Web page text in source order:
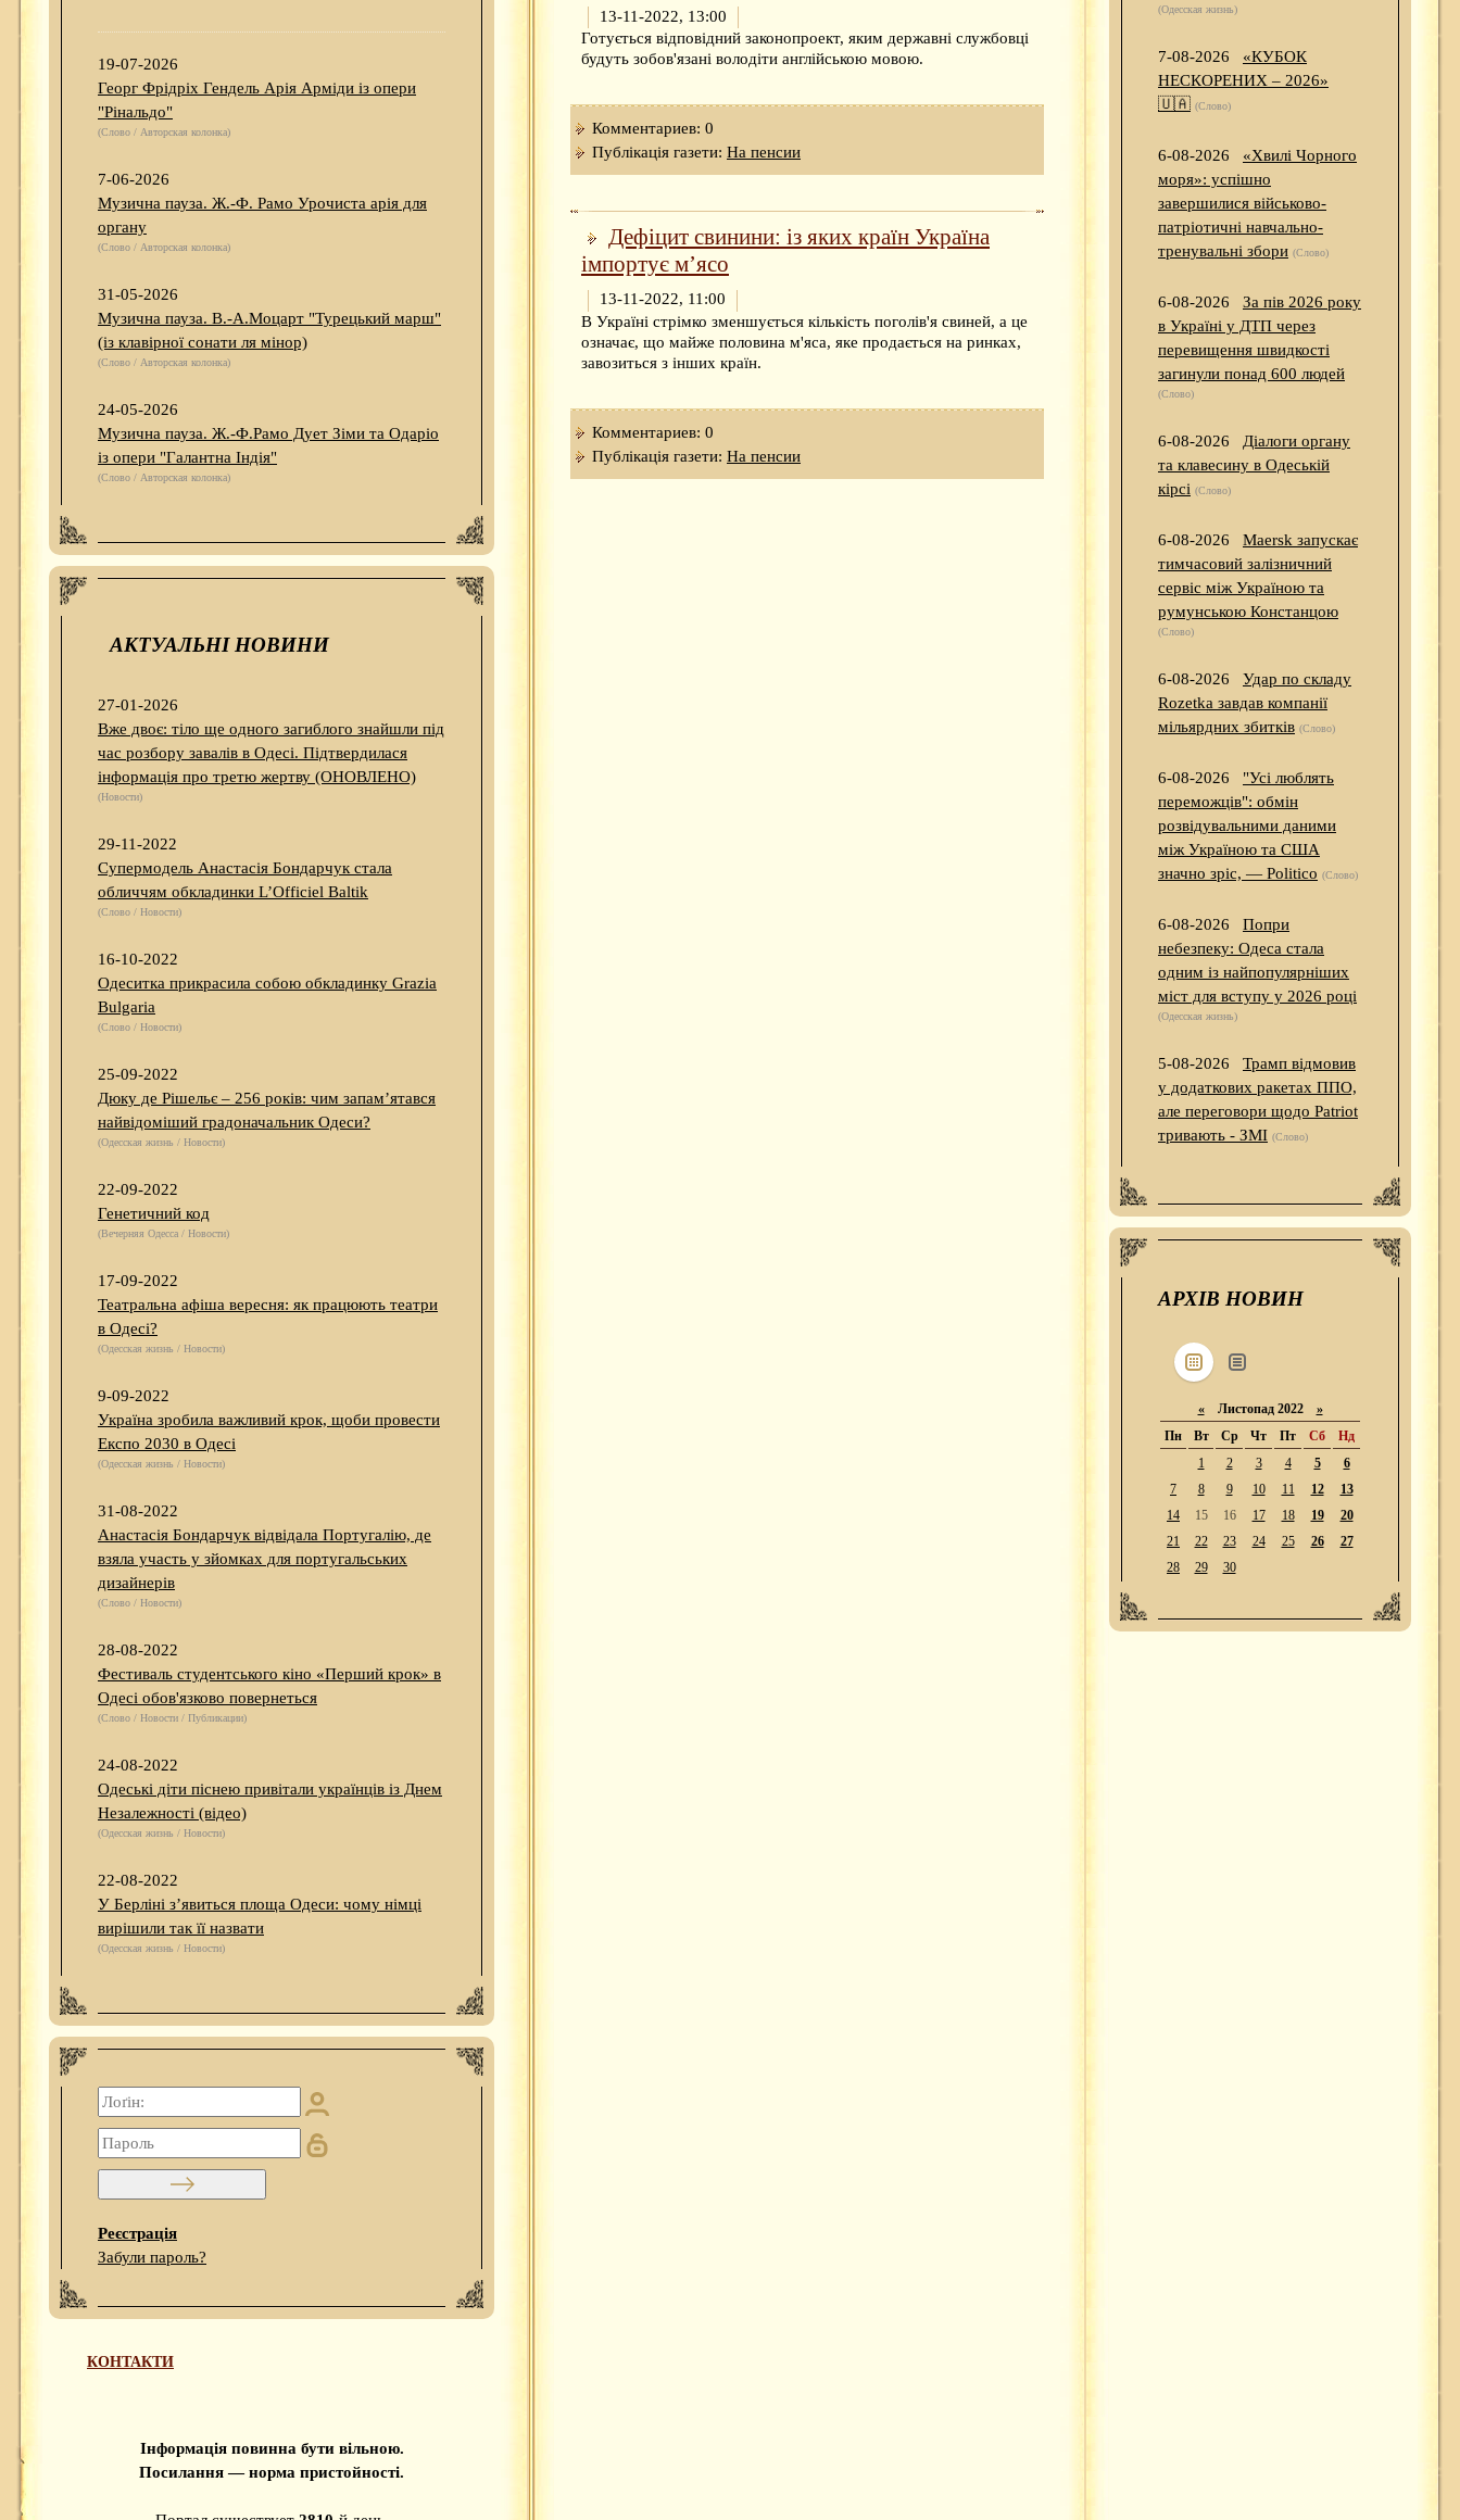
19-07-2026
Георг Фрідріх Гендель Арія Арміди із опери
"Рінальдо"
(Слово / Авторская колонка)
7-06-2026
Музична пауза. Ж.-Ф. Рамо Урочиста арія для
органу
(Слово / Авторская колонка)
31-05-2026
Музична пауза. В.-А.Моцарт "Турецький марш"
(із клавірної сонати ля мінор)
(Слово / Авторская колонка)
24-05-2026
Музична пауза. Ж.-Ф.Рамо Дует Зіми та Одаріо
із опери "Галантна Індія"
(Слово / Авторская колонка)
АКТУАЛЬНІ НОВИНИ
27-01-2026
Вже двоє: тіло ще одного загиблого знайшли під
час розбору завалів в Одесі. Підтвердилася
інформація про третю жертву (ОНОВЛЕНО)
(Новости)
29-11-2022
Супермодель Анастасія Бондарчук стала
обличчям обкладинки L’Officiel Baltik
(Слово / Новости)
16-10-2022
Одеситка прикрасила собою обкладинку Grazia
Bulgaria
(Слово / Новости)
25-09-2022
Дюку де Рішельє – 256 років: чим запам’ятався
найвідоміший градоначальник Одеси?
(Одесская жизнь / Новости)
22-09-2022
Генетичний код
(Вечерняя Одесса / Новости)
17-09-2022
Театральна афіша вересня: як працюють театри
в Одесі?
(Одесская жизнь / Новости)
9-09-2022
Україна зробила важливий крок, щоби провести
Експо 2030 в Одесі
(Одесская жизнь / Новости)
31-08-2022
Анастасія Бондарчук відвідала Португалію, де
взяла участь у зйомках для португальських
дизайнерів
(Слово / Новости)
28-08-2022
Фестиваль студентського кіно «Перший крок» в
Одесі обов'язково повернеться
(Слово / Новости / Публикации)
24-08-2022
Одеські діти піснею привітали українців із Днем
Незалежності (відео)
(Одесская жизнь / Новости)
22-08-2022
У Берліні з’явиться площа Одеси: чому німці
вирішили так її назвати
(Одесская жизнь / Новости)
Реєстрація
Забули пароль?
КОНТАКТИ
Інформація повинна бути вільною.
Посилання — норма пристойності.
13-11-2022, 13:00
Готується відповідний законопроект, яким державні службовці
будуть зобов'язані володіти англійською мовою.
Комментариев: 0
Публікація газети: На пенсии
Дефіцит свинини: із яких країн Україна
імпортує м’ясо
13-11-2022, 11:00
В Україні стрімко зменшується кількість поголів'я свиней, а це
означає, що майже половина м'яса, яке продається на ринках,
завозиться з інших країн.
Комментариев: 0
Публікація газети: На пенсии
(Одесская жизнь)
7-08-2026
«КУБОК
НЕСКОРЕНИХ – 2026»
🇺🇦 (Слово)
6-08-2026
«Хвилі Чорного
моря»: успішно
завершилися військово-
патріотичні навчально-
тренувальні збори (Слово)
6-08-2026
За пів 2026 року
в Україні у ДТП через
перевищення швидкості
загинули понад 600 людей
(Слово)
6-08-2026
Діалоги органу
та клавесину в Одеській
кірсі (Слово)
6-08-2026
Maersk запускає
тимчасовий залізничний
сервіс між Україною та
румунською Констанцою
(Слово)
6-08-2026
Удар по складу
Rozetka завдав компанії
мільярдних збитків (Слово)
6-08-2026
"Усі люблять
переможців": обмін
розвідувальними даними
між Україною та США
значно зріс, — Politico (Слово)
6-08-2026
Попри
небезпеку: Одеса стала
одним із найпопулярніших
міст для вступу у 2026 році
(Одесская жизнь)
5-08-2026
Трамп відмовив
у додаткових ракетах ППО,
але переговори щодо Patriot
тривають - ЗМІ (Слово)
АРХІВ НОВИН
«Листопад 2022 »
Пн
Вт Ср Чт Пт Сб
Нд
1
2 3 4 5
6
7
8 9 10 11 12
13
14
15 16 17 18 19
20
21
22 23 24 25 26
27
28
29 30